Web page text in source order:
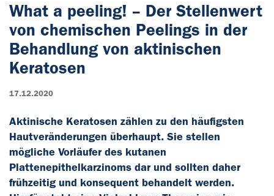
What a peeling! – Der Stellenwert
von chemischen Peelings in der
Behandlung von aktinischen
Keratosen
17.12.2020
Aktinische Keratosen zählen zu den häufigsten
Hautveränderungen überhaupt. Sie stellen
mögliche Vorläufer des kutanen
Plattenepithelkarzinoms dar und sollten daher
frühzeitig und konsequent behandelt werden.